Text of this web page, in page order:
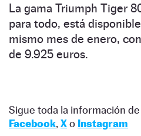
La gama Triumph Tiger
para todo, está
mismo mes de enero,
de 9.925 euros.
Sigue toda la información de
Facebook, Xo Instagram